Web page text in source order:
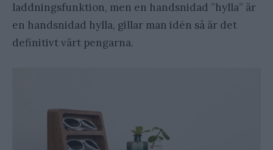
laddningsfunktion, men en handsnidad ”hylla” är
en handsnidad hylla, gillar man idén så är det
definitivt värt pengarna.